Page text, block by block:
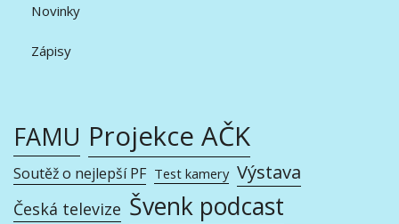
Novinky
Zápisy
FAMU Projekce AČK
Soutěž o nejlepší PF Test kamery Výstava
Česká televize Švenk podcast